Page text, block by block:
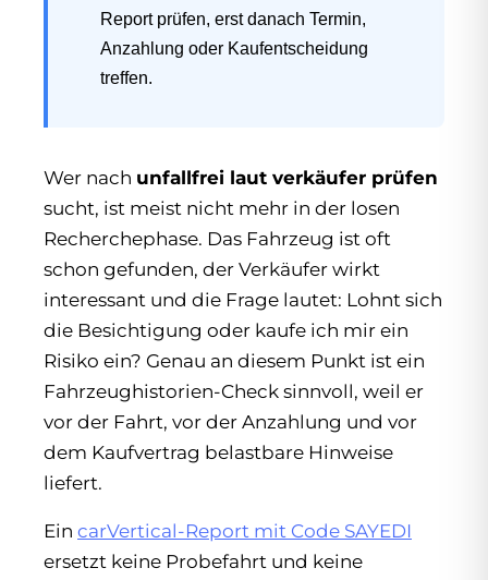
Report prüfen, erst danach Termin,
Anzahlung oder Kaufentscheidung
treffen.
Wer nach unfallfrei laut verkäufer prüfen
sucht, ist meist nicht mehr in der losen
Recherchephase. Das Fahrzeug ist oft
schon gefunden, der Verkäufer wirkt
interessant und die Frage lautet: Lohnt sich
die Besichtigung oder kaufe ich mir ein
Risiko ein? Genau an diesem Punkt ist ein
Fahrzeughistorien-Check sinnvoll, weil er
vor der Fahrt, vor der Anzahlung und vor
dem Kaufvertrag belastbare Hinweise
liefert.
Ein carVertical-Report mit Code SAYEDI
ersetzt keine Probefahrt und keine